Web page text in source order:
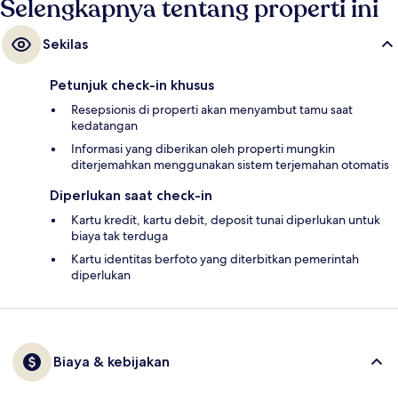
Selengkapnya tentang properti ini
Sekilas
Petunjuk check-in khusus
Resepsionis di properti akan menyambut tamu saat
kedatangan
Informasi yang diberikan oleh properti mungkin
diterjemahkan menggunakan sistem terjemahan otomatis
Diperlukan saat check-in
Kartu kredit, kartu debit, deposit tunai diperlukan untuk
biaya tak terduga
Kartu identitas berfoto yang diterbitkan pemerintah
diperlukan
Biaya & kebijakan